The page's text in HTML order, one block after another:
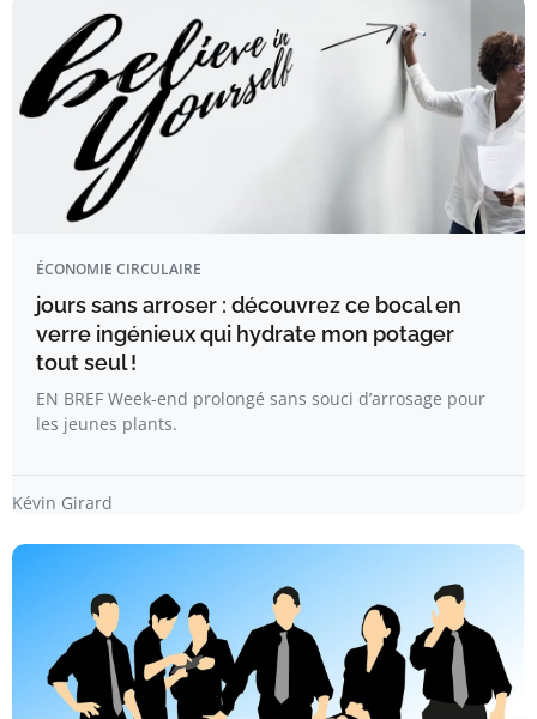
ÉCONOMIE CIRCULAIRE
jours sans arroser : découvrez ce bocal en
verre ingénieux qui hydrate mon potager
tout seul !
EN BREF Week-end prolongé sans souci d’arrosage pour
les jeunes plants.
Kévin Girard